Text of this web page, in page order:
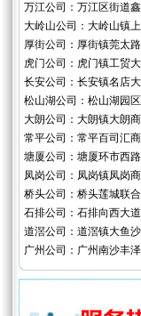
万江公司：万江区街道
大岭山公司：大岭山镇
厚街公司：厚街镇莞太
虎门公司：虎门镇工贸
长安公司：长安镇名店
松山湖公司：松山湖园
大朗公司：大朗镇大朗
常平公司：常平百司汇
塘厦公司：塘厦环市西
凤岗公司：凤岗镇凤岗
桥头公司：桥头莲城联
石排公司：石排向西大
道滘公司：道滘镇大鱼
广州公司：广州南沙丰